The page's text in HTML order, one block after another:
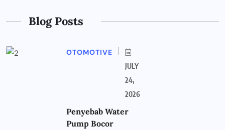
Blog Posts
OTOMOTIVE
JULY
24,
2026
Penyebab Water
Pump Bocor